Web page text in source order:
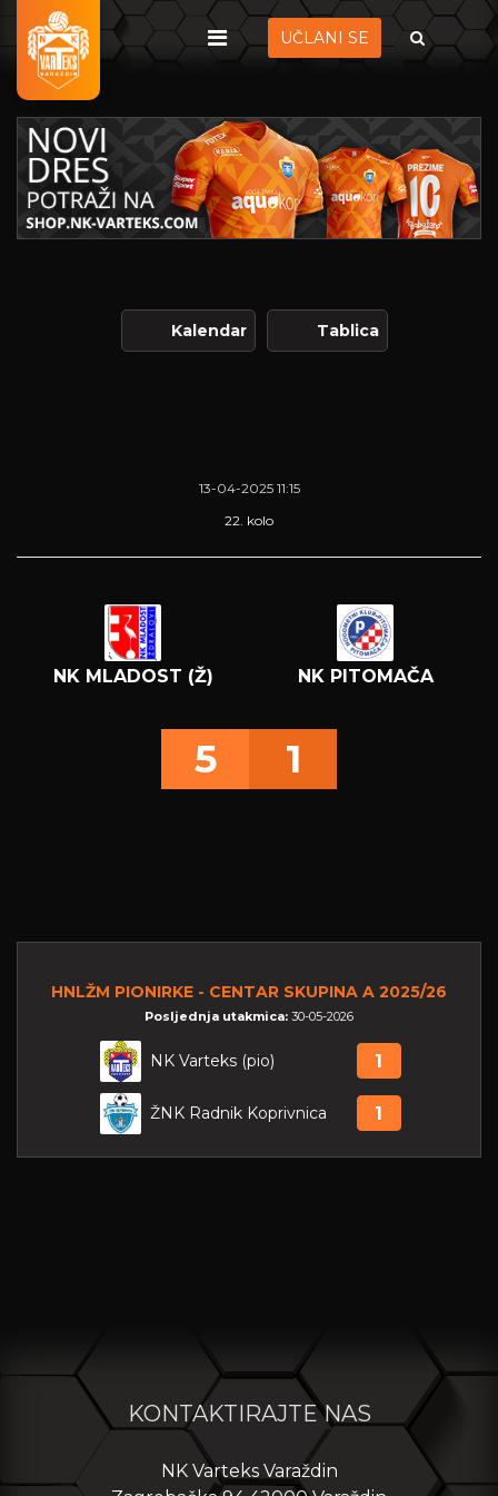
UČLANI SE
Kalendar Tablica
13-04-2025 11:15
22. kolo
NK MLADOST (Ž) NK PITOMAČA
5 1
HNLŽM PIONIRKE - CENTAR SKUPINA A 2025/26
Posljednja utakmica: 30-05-2026
NK Varteks (pio) 1
ŽNK Radnik Koprivnica 1
KONTAKTIRAJTE NAS
NK Varteks Varaždin